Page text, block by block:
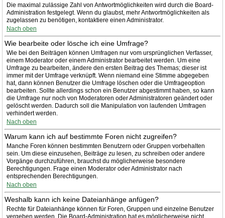
Die maximal zulässige Zahl von Antwortmöglichkeiten wird durch die Board-
Administration festgelegt. Wenn du glaubst, mehr Antwortmöglichkeiten als
zugelassen zu benötigen, kontaktiere einen Administrator.
Nach oben
Wie bearbeite oder lösche ich eine Umfrage?
Wie bei den Beiträgen können Umfragen nur vom ursprünglichen Verfasser,
einem Moderator oder einem Administrator bearbeitet werden. Um eine
Umfrage zu bearbeiten, ändere den ersten Beitrag des Themas; dieser ist
immer mit der Umfrage verknüpft. Wenn niemand eine Stimme abgegeben
hat, dann können Benutzer die Umfrage löschen oder die Umfrageoption
bearbeiten. Sollte allerdings schon ein Benutzer abgestimmt haben, so kann
die Umfrage nur noch von Moderatoren oder Administratoren geändert oder
gelöscht werden. Dadurch soll die Manipulation von laufenden Umfragen
verhindert werden.
Nach oben
Warum kann ich auf bestimmte Foren nicht zugreifen?
Manche Foren können bestimmten Benutzern oder Gruppen vorbehalten
sein. Um diese einzusehen, Beiträge zu lesen, zu schreiben oder andere
Vorgänge durchzuführen, brauchst du möglicherweise besondere
Berechtigungen. Frage einen Moderator oder Administrator nach
entsprechenden Berechtigungen.
Nach oben
Weshalb kann ich keine Dateianhänge anfügen?
Rechte für Dateianhänge können für Foren, Gruppen und einzelne Benutzer
vergeben werden. Die Board-Administration hat es möglicherweise nicht